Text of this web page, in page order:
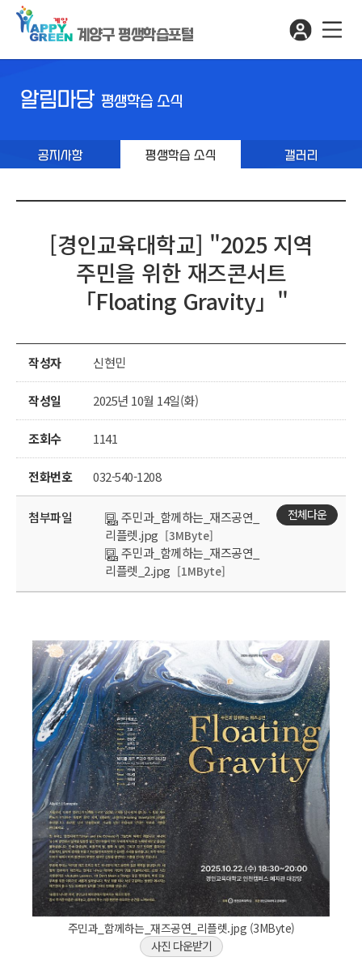
계양구 평생학습포털
알림마당 평생학습 소식
공지사항 평생학습 소식 갤러리
[경인교육대학교] "2025 지역
주민을 위한 재즈콘서트
「Floating Gravity」"
작성자 신현민
작성일 2025년 10월 14일(화)
조회수 1141
전화번호 032-540-1208
첨부파일
주민과_함께하는_재즈공연_
리플렛.jpg [3MByte]
주민과_함께하는_재즈공연_
리플렛_2.jpg [1MByte]
전체다운
주민과_함께하는_재즈공연_리플렛.jpg (3MByte)
사진 다운받기